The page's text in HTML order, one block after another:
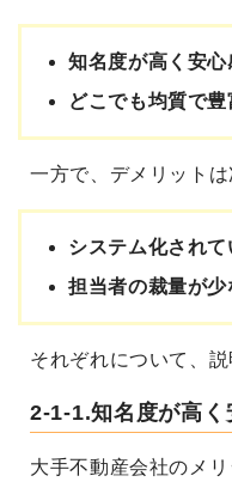
知名度が高く安心
どこでも均質で
一方で、デメリットは
システム化され
担当者の裁量が少
それぞれについて、説
2-1-1.知名度が高く
大手不動産会社のメ